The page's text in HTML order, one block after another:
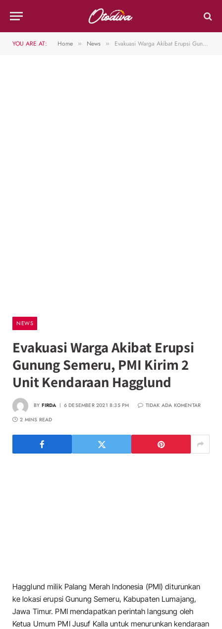
YOU ARE AT: Home » News » Evakuasi Warga Akibat Erupsi Gunung Semeru, PMI Kirim 2 Unit Kendaraan Hagglund
NEWS
Evakuasi Warga Akibat Erupsi
Gunung Semeru, PMI Kirim 2
Unit Kendaraan Hagglund
BY FIRDA 6 DESEMBER 2021 8:35 PM
TIDAK ADA KOMENTAR
2 MINS READ
Hagglund milik Palang Merah Indonesia (PMI) diturunkan
ke lokasi erupsi Gunung Semeru, Kabupaten Lumajang,
Jawa Timur. PMI mendapatkan perintah langsung oleh
Ketua Umum PMI Jusuf Kalla untuk menurunkan kendaraan